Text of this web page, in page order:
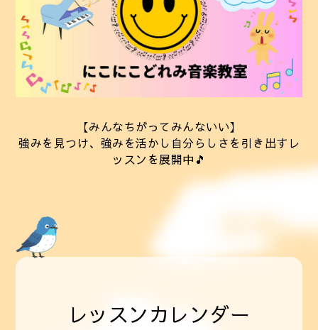
【みんなちがってみんないい】
強みを見つけ、強みを活かし自分らしさを引き出すレ
ッスンを展開中🎵
レッスンカレンダー